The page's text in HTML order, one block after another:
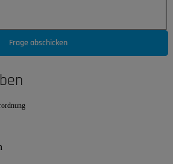
Frage abschicken